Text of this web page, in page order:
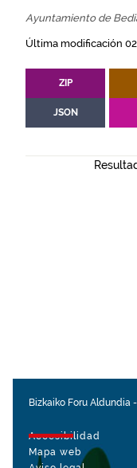
Ayuntamiento de
Última modificación
ZIP
JSON
Bizkaiko Foru Aldundia -
Accesibilidad
Mapa web